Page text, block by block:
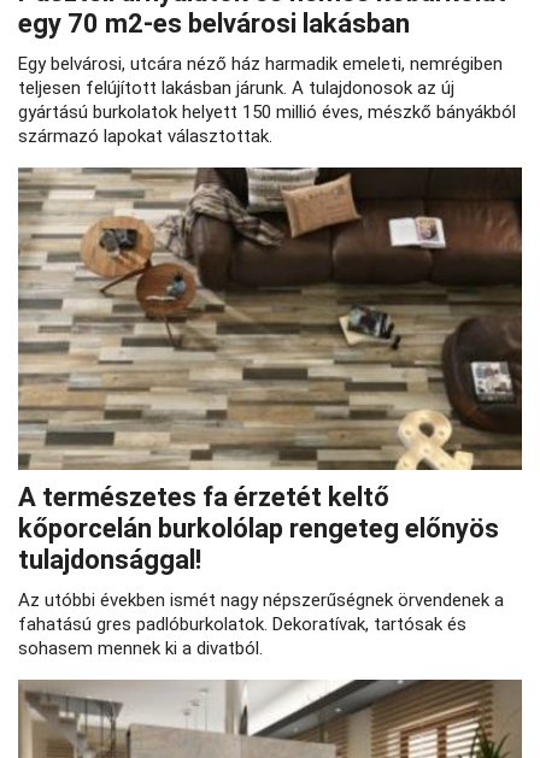
egy 70 m2-es belvárosi lakásban
Egy belvárosi, utcára néző ház harmadik emeleti, nemrégiben
teljesen felújított lakásban járunk. A tulajdonosok az új
gyártású burkolatok helyett 150 millió éves, mészkő bányákból
származó lapokat választottak.
A természetes fa érzetét keltő
kőporcelán burkolólap rengeteg előnyös
tulajdonsággal!
Az utóbbi években ismét nagy népszerűségnek örvendenek a
fahatású gres padlóburkolatok. Dekoratívak, tartósak és
sohasem mennek ki a divatból.